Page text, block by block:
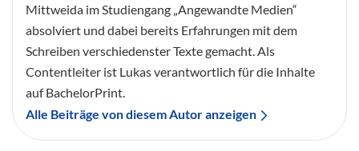
Mittweida im Studiengang „Angewandte Medien“
absolviert und dabei bereits Erfahrungen mit dem
Schreiben verschiedenster Texte gemacht. Als
Contentleiter ist Lukas verantwortlich für die Inhalte
auf BachelorPrint.
Alle Beiträge von diesem Autor anzeigen